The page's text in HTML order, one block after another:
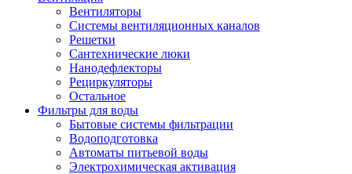
Вентиляторы
Системы вентиляционных каналов
Решетки
Сантехнические люки
Нанодефлекторы
Рециркуляторы
Остальное
Фильтры для воды
Бытовые системы фильтрации
Водоподготовка
Автоматы питьевой воды
Электрохимическая активация